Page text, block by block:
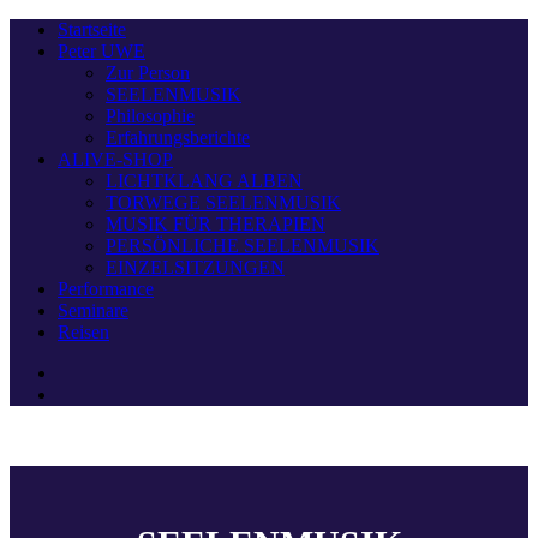
Startseite
Peter UWE
Zur Person
SEELENMUSIK
Philosophie
Erfahrungsberichte
ALIVE-SHOP
LICHTKLANG ALBEN
TORWEGE SEELENMUSIK
MUSIK FÜR THERAPIEN
PERSÖNLICHE SEELENMUSIK
EINZELSITZUNGEN
Performance
Seminare
Reisen